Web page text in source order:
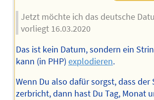
Jetzt möchte ich das deutsche
vorliegt 16.03.2020
Das ist kein Datum, sondern ein
kann (in PHP) explodieren.
Wenn Du also dafür sorgst, dass
zerbricht, dann hast Du Tag, Monat